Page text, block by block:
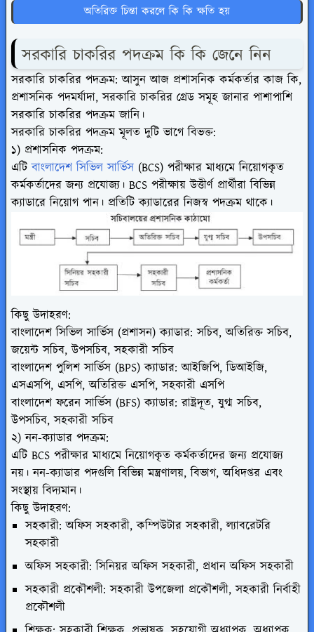
অতিরিক্ত চিন্তা করলে কি কি ক্ষতি হয়
সরকারি চাকরির পদক্রম কি কি জেনে নিন
সরকারি চাকরির পদক্রম: আসুন আজ প্রশাসনিক কর্মকর্তার কাজ কি,
প্রশাসনিক পদমর্যাদা, সরকারি চাকরির গ্রেড সমূহ জানার পাশাপাশি
সরকারি চাকরির পদক্রম জানি।
সরকারি চাকরির পদক্রম মূলত দুটি ভাগে বিভক্ত:
১) প্রশাসনিক পদক্রম:
এটিবাংলাদেশ সিভিল সার্ভিস (BCS) পরীক্ষার মাধ্যমে নিয়োগকৃত
কর্মকর্তাদের জন্য প্রযোজ্য। BCS পরীক্ষায় উত্তীর্ণ প্রার্থীরা বিভিন্ন
ক্যাডারে নিয়োগ পান। প্রতিটি ক্যাডারের নিজস্ব পদক্রম থাকে।
কিছু উদাহরণ:
বাংলাদেশ সিভিল সার্ভিস (প্রশাসন) ক্যাডার:সচিব, অতিরিক্ত সচিব,
জয়েন্ট সচিব, উপসচিব, সহকারী সচিব
বাংলাদেশ পুলিশ সার্ভিস (BPS) ক্যাডার: আইজিপি, ডিআইজি,
এসএসপি, এসপি, অতিরিক্ত এসপি, সহকারী এসপি
বাংলাদেশ ফরেন সার্ভিস (BFS) ক্যাডার:রাষ্ট্রদূত, যুগ্ম সচিব,
উপসচিব, সহকারী সচিব
২) নন-ক্যাডার পদক্রম:
এটি BCS পরীক্ষার মাধ্যমে নিয়োগকৃত কর্মকর্তাদের জন্য প্রযোজ্য
নয়। নন-ক্যাডার পদগুলি বিভিন্ন মন্ত্রণালয়, বিভাগ, অধিদপ্তর এবং
সংস্থায় বিদ্যমান।
কিছু উদাহরণ:
সহকারী: অফিস সহকারী, কম্পিউটার সহকারী, ল্যাবরেটরি
সহকারী
অফিস সহকারী: সিনিয়র অফিস সহকারী, প্রধান অফিস সহকারী
সহকারী প্রকৌশলী: সহকারী উপজেলা প্রকৌশলী, সহকারী নির্বাহী
প্রকৌশলী